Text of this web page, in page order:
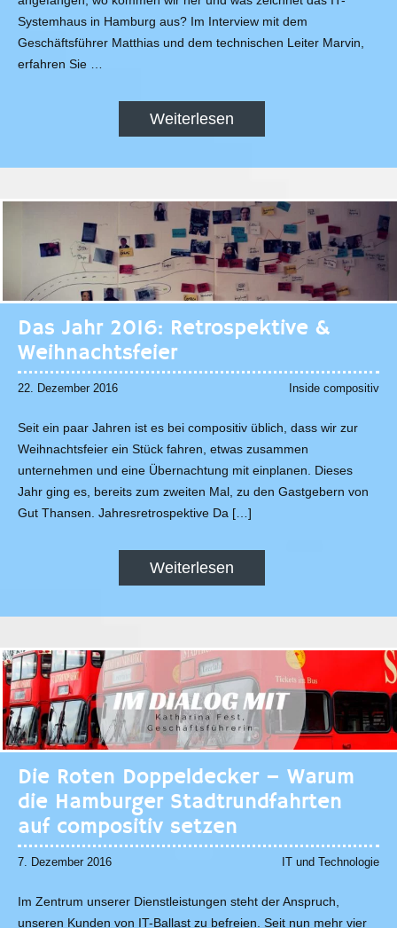
Systemhaus in Hamburg aus? Im Interview mit dem
Geschäftsführer Matthias und dem technischen Leiter Marvin,
erfahren Sie …
Weiterlesen
Das Jahr 2016: Retrospektive &
Weihnachtsfeier
22. Dezember 2016 Inside compositiv
Seit ein paar Jahren ist es bei compositiv üblich, dass wir zur
Weihnachtsfeier ein Stück fahren, etwas zusammen
unternehmen und eine Übernachtung mit einplanen. Dieses
Jahr ging es, bereits zum zweiten Mal, zu den Gastgebern von
Gut Thansen. Jahresretrospektive Da […]
Weiterlesen
Die Roten Doppeldecker – Warum
die Hamburger Stadtrundfahrten
auf compositiv setzen
7. Dezember 2016 IT und Technologie
Im Zentrum unserer Dienstleistungen steht der Anspruch,
unseren Kunden von IT-Ballast zu befreien. Seit nun mehr vier